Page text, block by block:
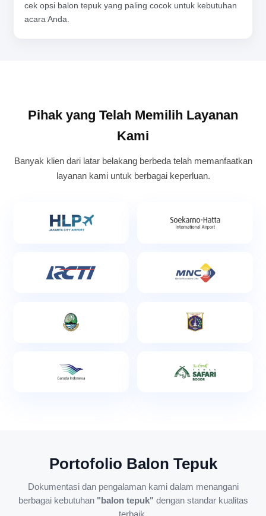
cek opsi balon tepuk yang paling cocok untuk kebutuhan
acara Anda.
Pihak yang Telah Memilih Layanan
Kami
Banyak klien dari latar belakang berbeda telah memanfaatkan
layanan kami untuk berbagai keperluan.
Portofolio Balon Tepuk
Dokumentasi dan pengalaman kami dalam menangani
berbagai kebutuhan "balon tepuk" dengan standar kualitas